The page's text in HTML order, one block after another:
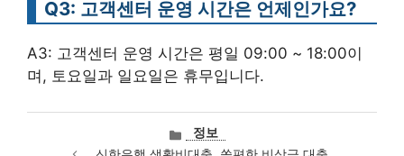
Q3: 고객센터 운영 시간은 언제인가요?
A3: 고객센터 운영 시간은 평일 09:00 ~ 18:00이
며, 토요일과 일요일은 휴무입니다.
카
테
정보